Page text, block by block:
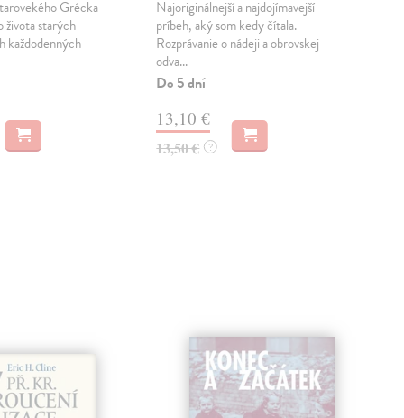
Grécka
života starých
každodenných
Najoriginálnejší a najdojímavejší
príbeh, aký som kedy čítala.
Rozprávanie o nádeji a obrovskej
odva...
Do 5 dní
13,10 €
13,50 € ?